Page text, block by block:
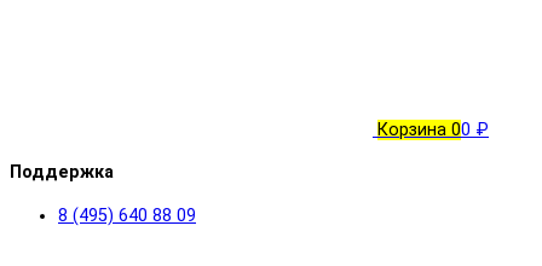
Корзина 00 ₽
Поддержка
8 (495) 640 88 09